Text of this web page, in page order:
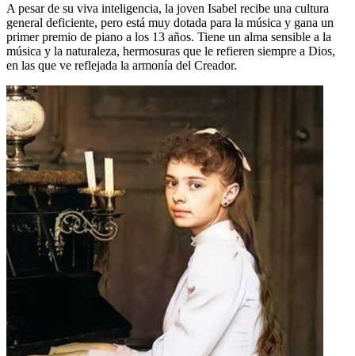
A pesar de su viva inteligencia, la joven Isabel recibe una cultura
general deficiente, pero está muy dotada para la música y gana un
primer premio de piano a los 13 años. Tiene un alma sensible a la
música y la naturaleza, hermosuras que le refieren siempre a Dios,
en las que ve reflejada la armonía del Creador.